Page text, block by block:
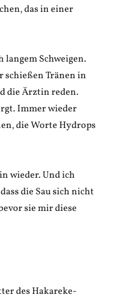
das in einer
langem Schweigen.
schießen Tränen in
die Ärztin reden.
Immer wieder
die Worte Hydrops
wieder. Und ich
die Sau sich nicht
sie mir diese
des Hakareke-